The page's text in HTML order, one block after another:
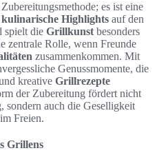
es ist eine
kulinarische Highlights auf den
spielt die Grillkunst besonders
zentrale Rolle, wenn Freunde
zusammenkommen. Mit
Genussmomente, die
kreative Grillrezepte
der Zubereitung fördert nicht
sondern auch die Geselligkeit
Freien.
Grillens